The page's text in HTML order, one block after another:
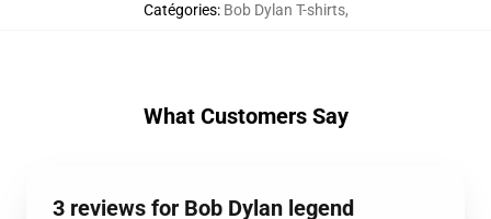
Catégories: Bob Dylan T-shirts,
What Customers Say
3 reviews for Bob Dylan legend